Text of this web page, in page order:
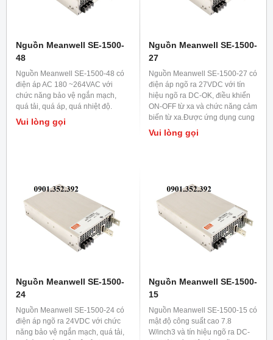
Nguồn Meanwell SE-1500-
48
Nguồn Meanwell SE-1500-48 có
điện áp AC 180 ~264VAC với
chức năng bảo vệ ngắn mạch,
quá tải, quá áp, quá nhiệt độ.
Vui lòng gọi
Nguồn Meanwell SE-1500-
27
Nguồn Meanwell SE-1500-27 có
điện áp ngõ ra 27VDC với tín
hiệu ngõ ra DC-OK, điều khiển
ON-OFF từ xa và chức năng cảm
biến từ xa.Được ứng dụng cung
cấp cho các thiết bị điện tử trong
ngành phát thanh và truyền
Vui lòng gọi
Nguồn Meanwell SE-1500-
24
Nguồn Meanwell SE-1500-24 có
điện áp ngõ ra 24VDC với chức
năng bảo vệ ngắn mạch, quá tải,
Nguồn Meanwell SE-1500-
15
Nguồn Meanwell SE-1500-15 có
mật độ công suất cao 7.8
W/inch3 và tín hiệu ngõ ra DC-